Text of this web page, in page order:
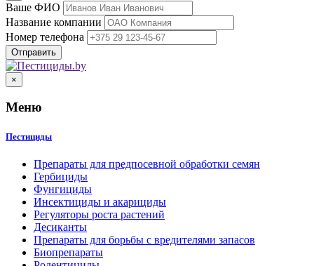
Ваше ФИО
Название компании
Номер телефона
×
Меню
Пестициды
Препараты для предпосевной обработки семян
Гербициды
Фунгициды
Инсектициды и акарициды
Регуляторы роста растений
Десиканты
Препараты для борьбы с вредителями запасов
Биопрепараты